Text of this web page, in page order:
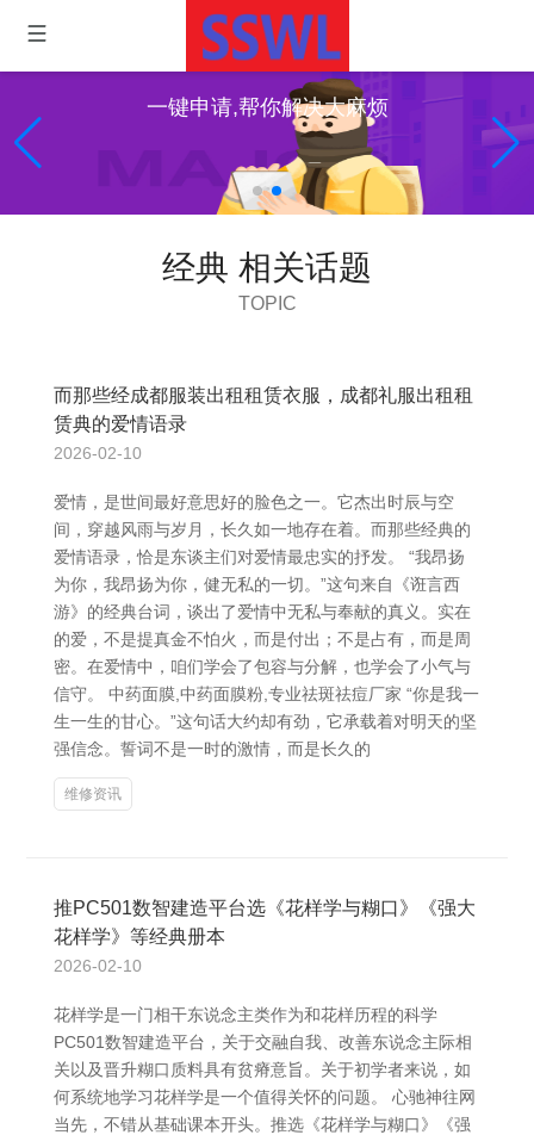
一键申请,帮你解决大麻烦
经典 相关话题
TOPIC
而那些经成都服装出租租赁衣服，成都礼服出租租
赁典的爱情语录
2026-02-10
爱情，是世间最好意思好的脸色之一。它杰出时辰与空
间，穿越风雨与岁月，长久如一地存在着。而那些经典的
爱情语录，恰是东谈主们对爱情最忠实的抒发。 “我昂扬
为你，我昂扬为你，健无私的一切。”这句来自《诳言西
游》的经典台词，谈出了爱情中无私与奉献的真义。实在
的爱，不是提真金不怕火，而是付出；不是占有，而是周
密。在爱情中，咱们学会了包容与分解，也学会了小气与
信守。 中药面膜,中药面膜粉,专业祛斑祛痘厂家 “你是我一
生一生的甘心。”这句话大约却有劲，它承载着对明天的坚
强信念。誓词不是一时的激情，而是长久的
维修资讯
推PC501数智建造平台选《花样学与糊口》《强大
花样学》等经典册本
2026-02-10
花样学是一门相干东说念主类作为和花样历程的科学
PC501数智建造平台，关于交融自我、改善东说念主际相
关以及晋升糊口质料具有贫瘠意旨。关于初学者来说，如
何系统地学习花样学是一个值得关怀的问题。 心驰神往网
当先，不错从基础课本开头。推选《花样学与糊口》《强